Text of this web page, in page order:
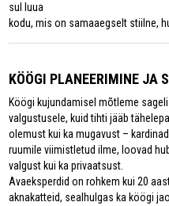
sul luua
kodu, mis on samaaegselt stiilne,
KÖÖGI PLANEERIMINE JA
Köögi kujundamisel mõtleme
valgustusele, kuid tihti jääb
olemust kui ka mugavust –
ruumile viimistletud ilme, loovad
valgust kui ka privaatsust.
Avaeksperdid on rohkem kui 20
aknakatteid, sealhulgas ka köögi